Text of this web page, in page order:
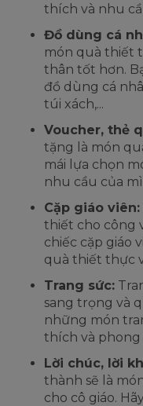
thích và nhu
Đồ dùng cá
món quà thiết
thân tốt hơn.
đồ dùng cá
túi xách,...
Voucher, thẻ
tặng là món
mái lựa chọn
nhu cầu của
Cặp giáo viên:
thiết cho công
chiếc cặp giáo
quà thiết thực
Trang sức:
sang trọng và
những món
thích và phong
Lời chúc, lời
thành sẽ là
cho cô giáo.